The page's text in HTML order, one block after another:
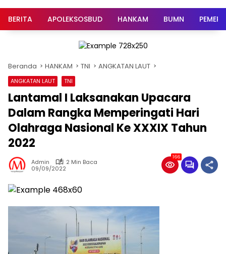
BERITA APOLEKSOSBUD HANKAM BUMN
Beranda HANKAM TNI ANGKATAN LAUT
ANGKATAN LAUT TNI
Lantamal I Laksanakan Upacara
Dalam Rangka Memperingati Hari
Olahraga Nasional Ke XXXIX Tahun
2022
Admin
2 Min Baca
09/09/2022
166